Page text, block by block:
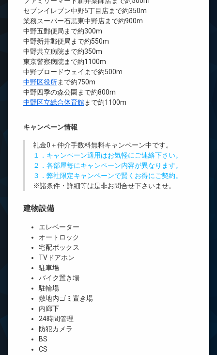
セブンイレブン中野5丁目店まで約350m
業務スーパー石黒東中野店まで約900m
中野五郵便局まで約300m
中野新井郵便局まで約550m
中野共立病院まで約350m
東京警察病院まで約1100m
中野ブロードウェイまで約500m
中野区役所まで約750m
中野四季の森公園まで約800m
中野区立総合体育館まで約1100m
キャンペーン情報
礼金0 ＋仲介手数料無料キャンペーン中です。
１．キャンペーン適用はお気軽にご連絡下さい。
２．各部屋毎にキャンペーン内容が異なります。
３．弊社限定キャンペーンで賢くお得にご契約。
※諸条件・詳細等は是非お問合せ下さいませ。
建物設備
エレベーター
オートロック
宅配ボックス
TVドアホン
駐車場
バイク置き場
駐輪場
敷地内ゴミ置き場
内廊下
24時間管理
防犯カメラ
BS
CS